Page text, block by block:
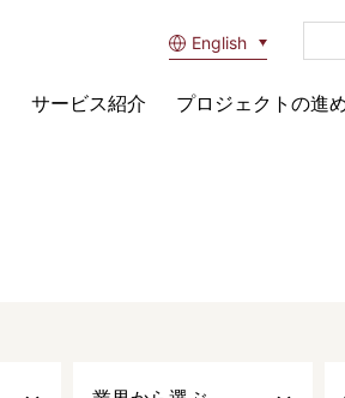
English
サービス紹介 プロジェクトの進